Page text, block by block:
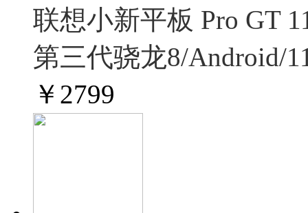
联想小新平板 Pro GT
第三代骁龙8/Android/
￥ 2799